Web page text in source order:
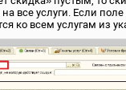
все услуги. Если
ко всем услугам из